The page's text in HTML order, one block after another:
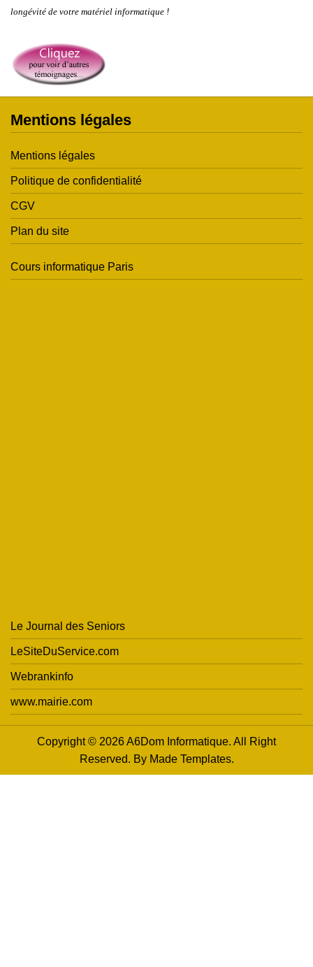
longévité de votre matériel informatique !
Mentions légales
Mentions légales
Politique de confidentialité
CGV
Plan du site
Cours informatique Paris
Le Journal des Seniors
LeSiteDuService.com
Webrankinfo
www.mairie.com
Copyright © 2026 A6Dom Informatique. All Right
Reserved. By Made Templates.